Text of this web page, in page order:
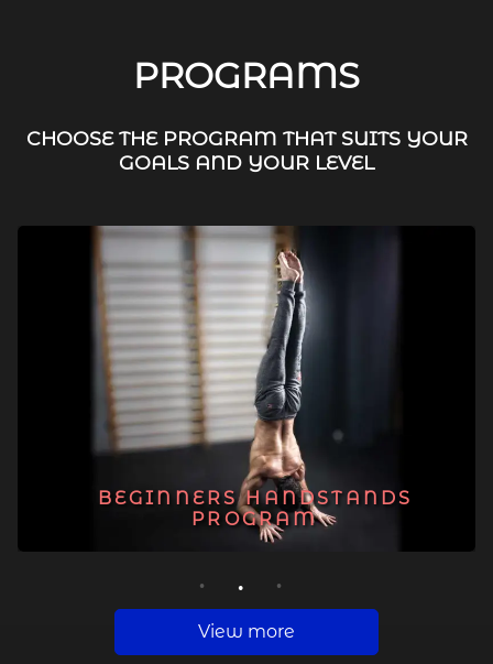
PROGRAMS
CHOOSE THE PROGRAM THAT SUITS YOUR
GOALS AND YOUR LEVEL
BEGINNERS HANDSTANDS
PROGRAM
1 2 3
View more